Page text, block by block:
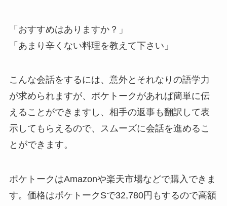
「おすすめはありますか？」
「あまり辛くない料理を教えて下さい」
こんな会話をするには、意外とそれなりの語学力
が求められますが、ポケトークがあれば簡単に伝
えることができますし、相手の返事も翻訳して表
示してもらえるので、スムーズに会話を進めるこ
とができます。
ポケトークはAmazonや楽天市場などで購入できま
す。価格はポケトークSで32,780円もするので高額